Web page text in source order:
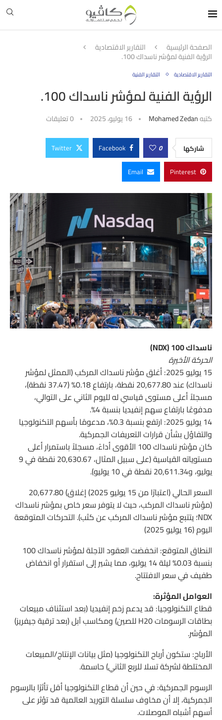
الصفحة الرئيسية التقارير الاقتصادية
الرؤية الفنية لمؤشر ناسداك 100.
التقارير الاقتصادية التقارير الفنية
الرؤية الفنية لمؤشر ناسداك 100.
كتبهMohamed Zedan 16 يوليو، 2025 0 تعليقات
شاركها 0
Facebook
Twitter
Pinterest
Email
ناسداك 100 (NDX)
الحركة الأخيرة
15 يوليو 2025: أغلق مؤشر ناسداك المركب (الممثل لمؤشر
ناسداك) عند 20,677.80 نقطة، بارتفاع 0.18% (37.47 نقطة)،
مسجلاً أعلى مستوى قياسي له لليوم الثاني على التوالي،
مدفوعًا بارتفاع سهم إنفيديا بنسبة 4%.
14 يوليو 2025: ارتفع بنسبة 0.3%، مدعومًا بأسهم التكنولوجيا
والتفاؤل بشأن قرارات التعريفات الجمركية.
كان مؤشر ناسداك 100 الأقوى أداءً، مسجلاً باستمرار أعلى
مستوياته القياسية (على سبيل المثال، 20,630.67 نقطة في 9
يوليو، و20,611.34 نقطة في 10 يوليو).
السعر الحالي (اعتبارًا من 15 يوليو 2025) إغلاق) 20,677.80
(مؤشر ناسداك المركب، حيث لا يتوفر سعر خاص بمؤشر ناسداك
NDX؛ يتتبع مؤشر ناسداك المركب عن كثب). التحركات المتوقعة
اليوم (16 يوليو 2025)
النطاق المتوقع: انخفضت العقود الآجلة لمؤشر ناسداك 100
بنسبة 0.03% ليلة 14 يوليو، مما يشير إلى استقرار أو انخفاض
طفيف في سعر الافتتاح.
العوامل المؤثرة:
قطاع التكنولوجيا: قد يدعم زخم إنفيديا (بعد استئناف مبيعات
بطاقات الرسومات H20 للصين) ومكاسب آبل (بعد ترقية جيفريز)
المؤشر.
الأرباح: ستكون أرباح التكنولوجيا (مثل بيانات الإنتاج/المبيعات
المختلطة لشركة تسلا للربع الثاني) حاسمة.
الرسوم الجمركية: في حين أن قطاع التكنولوجيا أقل تأثرًا بالرسوم
الجمركية، إلا أن مخاوف سلسلة التوريد العالمية قد تؤثر على
أسهم أشباه الموصلات.